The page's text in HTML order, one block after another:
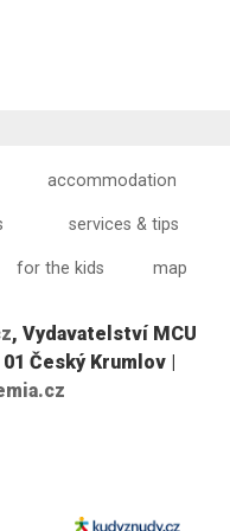
accommodation
services & tips
for the kids map
, Vydavatelství MCU
Český Krumlov |